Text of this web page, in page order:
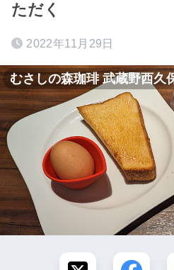
ただく
2022年11月29日
むさしの森珈琲 武蔵野西久